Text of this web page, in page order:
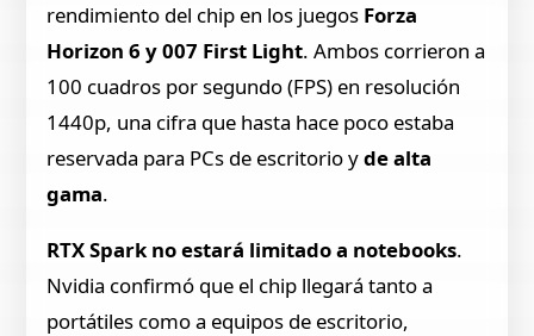
rendimiento del chip en los juegos Forza
Horizon 6 y 007 First Light. Ambos corrieron a
100 cuadros por segundo (FPS) en resolución
1440p, una cifra que hasta hace poco estaba
reservada para PCs de escritorio yde alta
gama.
RTX Spark no estará limitado a notebooks.
Nvidia confirmó que el chip llegará tanto a
portátiles como a equipos de escritorio,